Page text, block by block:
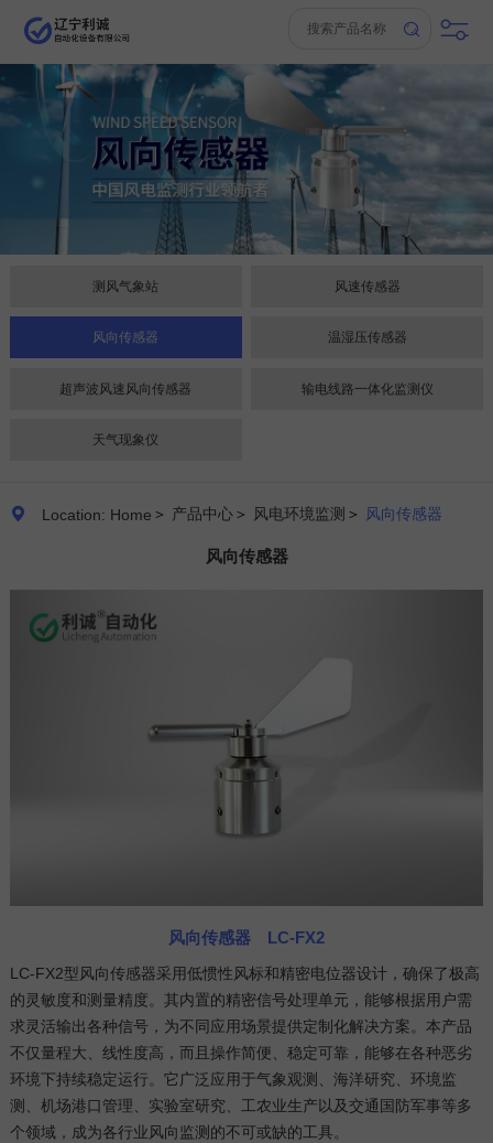
测风气象站 风速传感器
风向传感器 温湿压传感器
超声波风速风向传感器 输电线路一体化监测仪
天气现象仪
 Location: Home ＞ 产品中心＞ 风电环境监测 ＞ 风向传感器
风向传感器
风向传感器 LC-FX2
LC-FX2型风向传感器采用低惯性风标和精密电位器设计，确保了极高
的灵敏度和测量精度。其内置的精密信号处理单元，能够根据用户需
求灵活输出各种信号，为不同应用场景提供定制化解决方案。本产品
不仅量程大、线性度高，而且操作简便、稳定可靠，能够在各种恶劣
环境下持续稳定运行。它广泛应用于气象观测、海洋研究、环境监
测、机场港口管理、实验室研究、工农业生产以及交通国防军事等多
个领域，成为各行业风向监测的不可或缺的工具。